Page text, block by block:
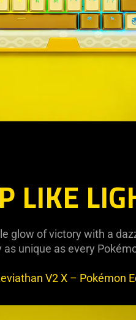
LIKE
glow of victory with a
unique as every
V2 X – Pokémon